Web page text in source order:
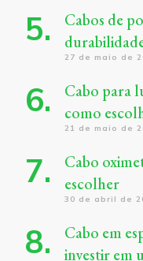
Cabos de
27 de maio de
Cabo para
como
21 de maio de
Cabo
escolher
30 de abril de
Cabo em
investir em